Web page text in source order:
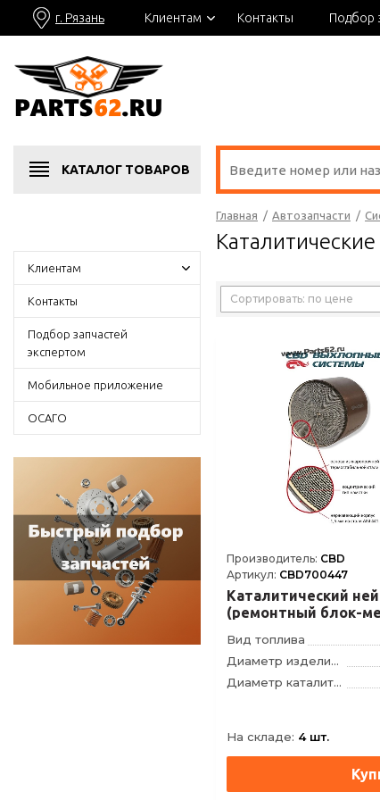
г. Рязань Клиентам Контакты Подбор
КАТАЛОГ ТОВАРОВ
Клиентам
Контакты
Подбор запчастей
экспертом
Мобильное приложение
ОСАГО
Главная / Автозапчасти /
Сортировать: по цене
Производитель: CBD
Артикул: CBD700447
Каталитический
(ремонтный блок-
Вид топлива
Диаметр изделия, мм
Диаметр каталитического блока, мм
Конструкция
На складе: 4 шт.